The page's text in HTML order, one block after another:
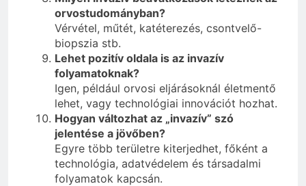
orvostudományban?
Vérvétel, műtét, katéterezés, csontvelő-
biopszia stb.
Lehet pozitív oldala is az invazív
folyamatoknak?
Igen, például orvosi eljárásoknál életmentő
lehet, vagy technológiai innovációt hozhat.
Hogyan változhat az „invazív” szó
jelentése a jövőben?
Egyre több területre kiterjedhet, főként a
technológia, adatvédelem és társadalmi
folyamatok kapcsán.